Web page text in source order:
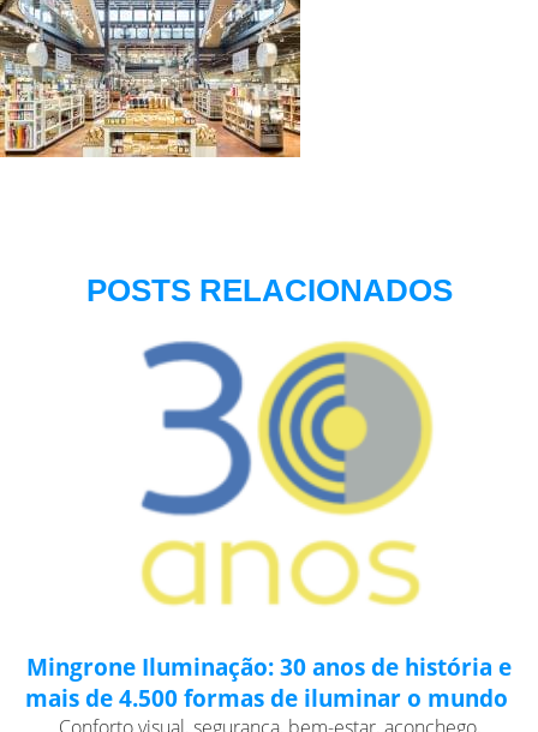
POSTS RELACIONADOS
Mingrone Iluminação: 30 anos de história e
mais de 4.500 formas de iluminar o mundo